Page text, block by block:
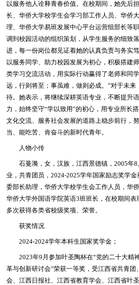
以服务他人诠释青春价值。在校期间，她先后
长、华侨大学校学生会学习部工作人员、华侨
理、华侨大学易班发展中心平台运营组部长等
调到校园活动的组织策划，从学生服务的细致
进，每一份岗位都见证着她的认真负责与务实
以服务同学、助力校园发展为初心，积极搭建
类学习交流活动，用实际行动赢得了老师和同
远，行则将至；事虽难，做则必成。”对于未来
待。她表示，将继续深耕英语专业，不断提升
力，始终坚守“学以致用”的初心，用专业所长
文化交流、服务社会发展的道路上稳步前行，
当、能吃苦、肯奋斗的新时代青年。
人物小传
石曼漪，女，汉族，江西景德镇，2005年
业，共青团员，2024-2025学年国家励志奖学
委部长助理，华侨大学校学生会工作人员，华
华侨大学外国语学院英语3班班长，在校期间表
多次获得各类省校级奖项、荣誉。
获奖情况
2024-2024学年本科生国家奖学金；
2023年9月参加叶圣陶杯在“党的二十大精
革与创新研讨会”荣获一等奖，受江西省共青团
会、江西日报社、江西省教育学会、江西省叶